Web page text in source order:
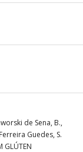
de Sena, B.,
Guedes, S.
GLÚTEN